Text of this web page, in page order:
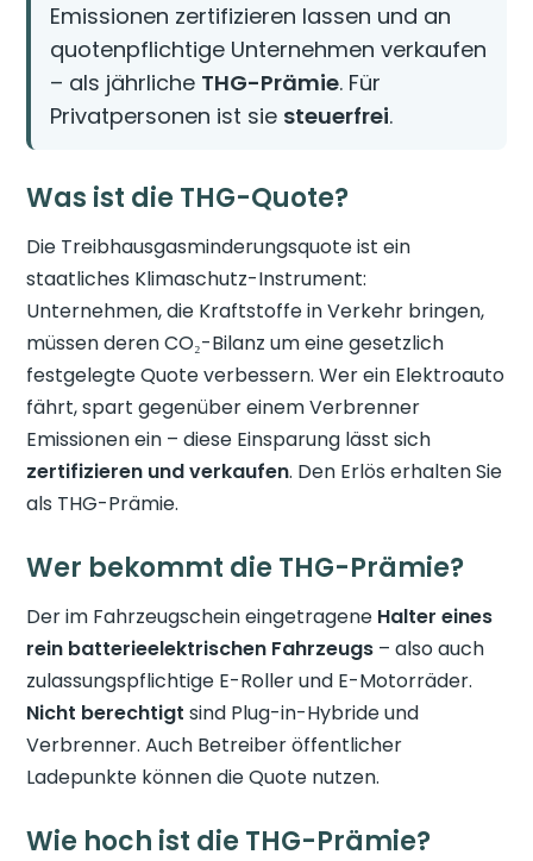
Emissionen zertifizieren lassen und an
quotenpflichtige Unternehmen verkaufen
– als jährliche THG-Prämie. Für
Privatpersonen ist sie steuerfrei.
Was ist die THG-Quote?
Die Treibhausgasminderungsquote ist ein
staatliches Klimaschutz-Instrument:
Unternehmen, die Kraftstoffe in Verkehr bringen,
müssen deren CO₂-Bilanz um eine gesetzlich
festgelegte Quote verbessern. Wer ein Elektroauto
fährt, spart gegenüber einem Verbrenner
Emissionen ein – diese Einsparung lässt sich
zertifizieren und verkaufen. Den Erlös erhalten Sie
als THG-Prämie.
Wer bekommt die THG-Prämie?
Der im Fahrzeugschein eingetragene Halter eines
rein batterieelektrischen Fahrzeugs – also auch
zulassungspflichtige E-Roller und E-Motorräder.
Nicht berechtigt sind Plug-in-Hybride und
Verbrenner. Auch Betreiber öffentlicher
Ladepunkte können die Quote nutzen.
Wie hoch ist die THG-Prämie?